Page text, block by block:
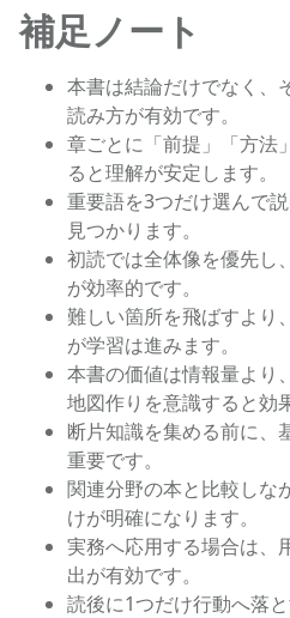
補足ノート
本書は結論だけでなく、
読み方が有効です。
章ごとに「前提」「方法
ると理解が安定します。
重要語を3つだけ選んで
見つかります。
初読では全体像を優先し
が効率的です。
難しい箇所を飛ばすより
が学習は進みます。
本書の価値は情報量より
地図作りを意識すると効
断片知識を集める前に、
重要です。
関連分野の本と比較しな
けが明確になります。
実務へ応用する場合は、
出が有効です。
読後に1つだけ行動へ落